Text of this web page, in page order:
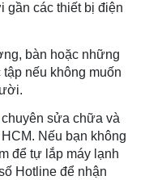
gần các thiết bị điện
bàn hoặc những
nếu không muốn
chuyên sửa chữa và
Nếu bạn không
để tự lắp máy lạnh
Hotline để nhận